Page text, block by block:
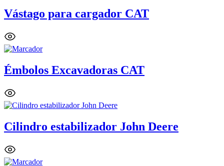
Vástago para cargador CAT
Émbolos Excavadoras CAT
Cilindro estabilizador John Deere